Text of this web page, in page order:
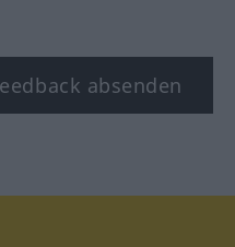
absenden